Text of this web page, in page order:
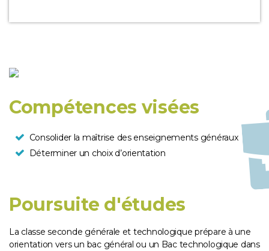
Compétences visées
Consolider la maîtrise des enseignements généraux
Déterminer un choix d’orientation
Poursuite d'études
La classe seconde générale et technologique prépare à une
orientation vers un bac général ou un Bac technologique dans